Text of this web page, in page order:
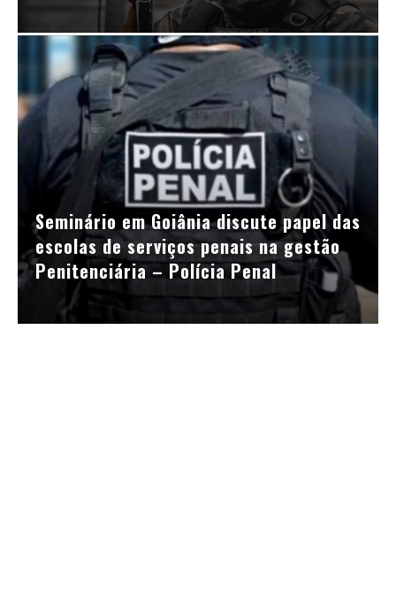
Seminário em Goiânia discute papel das
escolas de serviços penais na gestão
Penitenciária – Polícia Penal